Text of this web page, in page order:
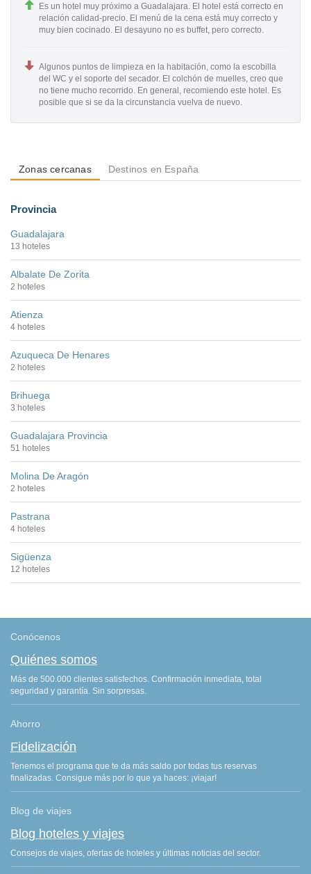
Es un hotel muy próximo a Guadalajara. El hotel está correcto en
relación calidad-precio. El menú de la cena está muy correcto y
muy bien cocinado. El desayuno no es buffet, pero correcto.
Algunos puntos de limpieza en la habitación, como la escobilla
del WC y el soporte del secador. El colchón de muelles, creo que
no tiene mucho recorrido. En general, recomiendo este hotel. Es
posible que si se da la circunstancia vuelva de nuevo.
Zonas cercanas Destinos en España
Provincia
Guadalajara
13 hoteles
Albalate De Zorita
2 hoteles
Atienza
4 hoteles
Azuqueca De Henares
2 hoteles
Brihuega
3 hoteles
Guadalajara Provincia
51 hoteles
Molina De Aragón
2 hoteles
Pastrana
4 hoteles
Sigüenza
12 hoteles
Conócenos
Quiénes somos
Más de 500.000 clientes satisfechos. Confirmación inmediata, total
seguridad y garantía. Sin sorpresas.
Ahorro
Fidelización
Tenemos el programa que te da más saldo por todas tus reservas
finalizadas. Consigue más por lo que ya haces: ¡viajar!
Blog de viajes
Blog hoteles y viajes
Consejos de viajes, ofertas de hoteles y últimas noticias del sector.